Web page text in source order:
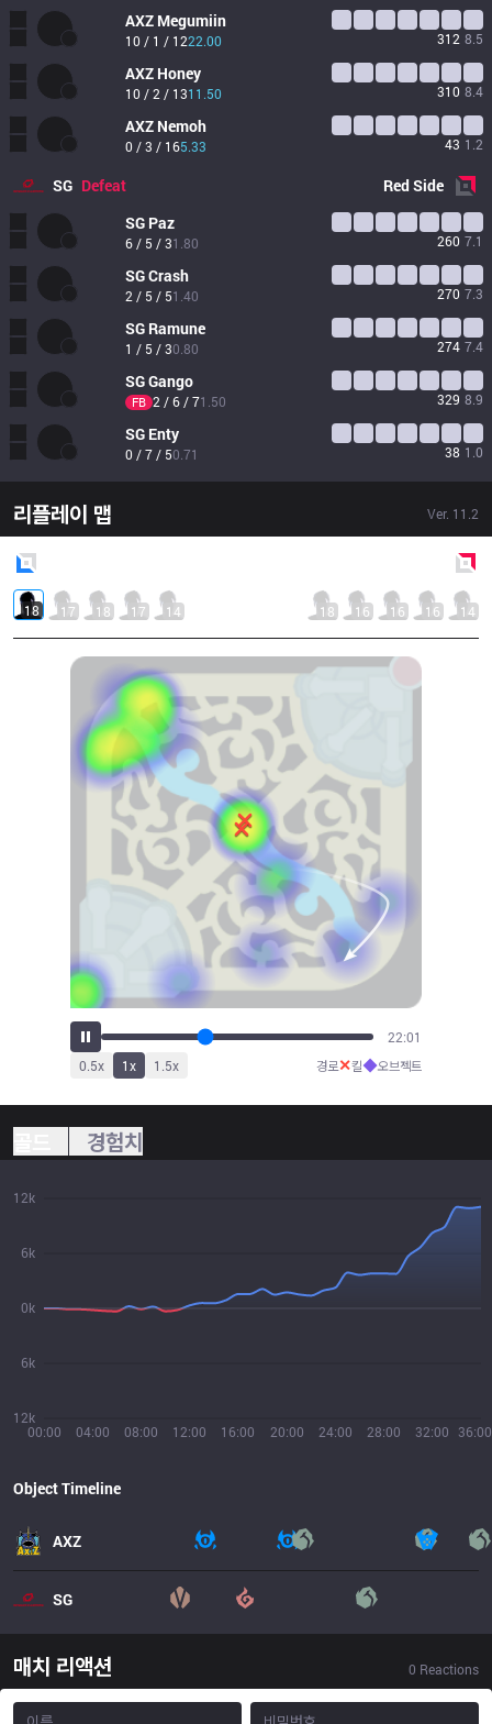
AXZ Megumiin
10 / 1 / 1222.00 312 8.5
AXZ Honey
10 / 2 / 1311.50 310 8.4
AXZ Nemoh
0 / 3 / 165.33 43 1.2
SG Defeat RedSide
SG Paz
6 / 5 / 31.80 260 7.1
SGCrash
2 / 5 / 51.40 270 7.3
SG Ramune
1 / 5 / 30.80 274 7.4
SGGango
FB 2 / 6 / 71.50 329 8.9
SG Enty
0 / 7 / 50.71 38 1.0
리플레이 맵 Ver. 11.2
18 17 18 17 14 18 16 16 16 14
23:34
0.5x 1x 1.5x 경로✕킬◆오브젝트
경험치
00:00 04:00 08:00 12:00 16:00 20:00 24:00 28:00 32:00 36:00
12k
6k
0k
6k
12k
Object Timeline
AXZ
SG
매치 리액션 0 Reactions